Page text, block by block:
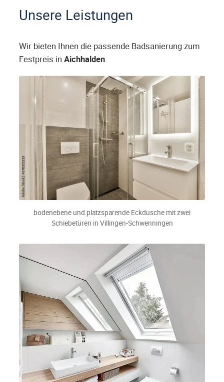
Unsere Leistungen
Wir bieten Ihnen die passende Badsanierung zum
Festpreis in Aichhalden.
bodenebene und platzsparende Eckdusche mit zwei
Schiebetüren in Villingen-Schwenningen